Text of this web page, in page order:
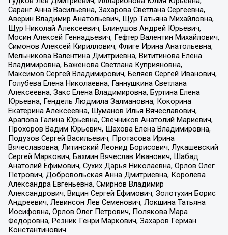
Саранг Анна Васильевна, Захарова Светлана Сергеевна,
Аверин Владимир Анатольевич, Щур Татьяна Михайловна,
Щур Николай Алексеевич, Блинушов Андрей Юрьевич,
Мосин Алексей Геннадьевич, Гефтер Валентин Михайлович,
Симонов Алексей Кириллович, Флиге Ирина Анатольевна,
Мельникова Валентина Дмитриевна, Вититинова Елена
Владимировна, Баженова Светлана Куприяновна,
Максимов Сергей Владимирович, Беляев Сергей Иванович,
Голубева Елена Николаевна, Ганнушкина Светлана
Алексеевна, Закс Елена Владимировна, Буртина Елена
Юрьевна, Гендель Людмила Залмановна, Кокорина
Екатерина Алексеевна, Шуманов Илья Вячеславович,
Арапова Галина Юрьевна, Свечников Анатолий Мариевич,
Прохоров Вадим Юрьевич, Шахова Елена Владимировна,
Подузов Сергей Васильевич, Протасова Ирина
Вячеславовна, Литинский Леонид Борисович, Лукашевский
Сергей Маркович, Бахмин Вячеслав Иванович, Шабад
Анатолий Ефимович, Сухих Дарья Николаевна, Орлов Олег
Петрович, Добровольская Анна Дмитриевна, Королева
Александра Евгеньевна, Смирнов Владимир
Александрович, Вицин Сергей Ефимович, Золотухин Борис
Андреевич, Левинсон Лев Семенович, Локшина Татьяна
Иосифовна, Орлов Олег Петрович, Полякова Мара
Федоровна, Резник Генри Маркович, Захаров Герман
Константинович